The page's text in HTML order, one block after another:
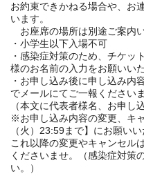
お約束できかねる場合や、お
います。
お座席の場所は別途ご案内い
・小学生以下入場不可
・感染症対策のため、チケッ
様のお名前の入力をお願いい
・お申し込み後に申し込み内
でメールにてご一報ください
（本文に代表者様名、お申し
※お申し込み内容の変更、キ
（火）23:59まで】にお願いい
これ以降の変更やキャンセル
くださいませ。（感染症対策
い。）